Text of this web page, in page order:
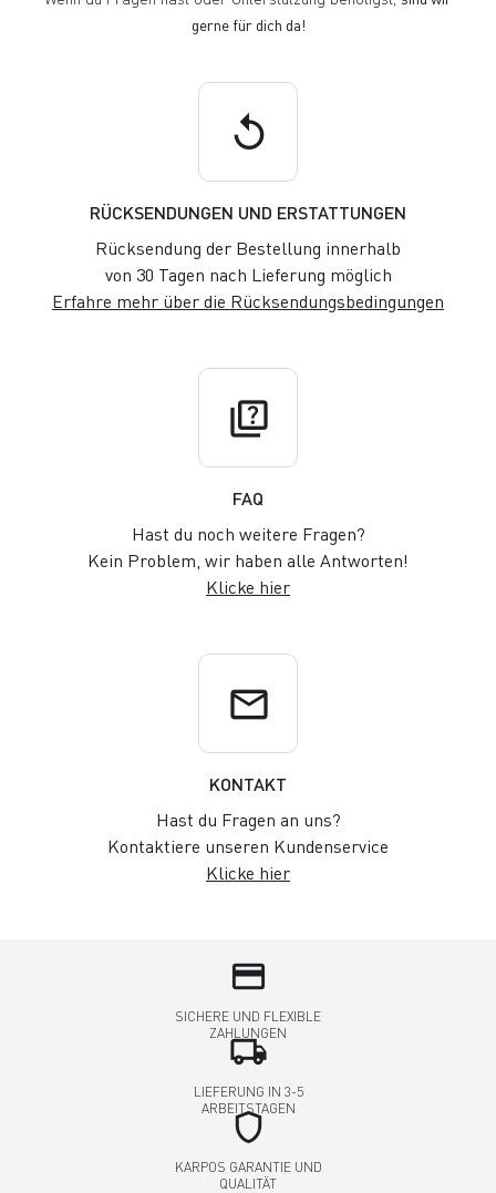
gerne für dich da!
replay
RÜCKSENDUNGEN UND ERSTATTUNGEN
Rücksendung der Bestellung innerhalb
von 30 Tagen nach Lieferung möglich
Erfahre mehr über die Rücksendungsbedingungen
quiz
FAQ
Hast du noch weitere Fragen?
Kein Problem, wir haben alle Antworten!
Klicke hier
email
KONTAKT
Hast du Fragen an uns?
Kontaktiere unseren Kundenservice
Klicke hier
credit_card
SICHERE UND FLEXIBLE
ZAHLUNGEN
local_shipping
LIEFERUNG IN 3-5
ARBEITSTAGEN
shield
KARPOS GARANTIE UND
QUALITÄT